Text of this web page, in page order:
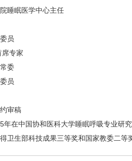
睡眠医学中心主任
员
专家
委
员
审稿
中国协和医科大学睡眠呼吸专业研
卫生部科技成果三等奖和国家教委二等